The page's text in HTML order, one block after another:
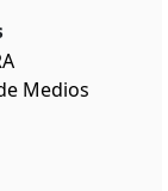
Medios